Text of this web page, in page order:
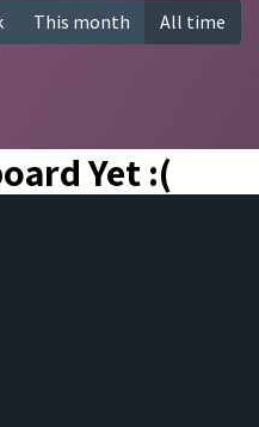
This month All time
Yet :(